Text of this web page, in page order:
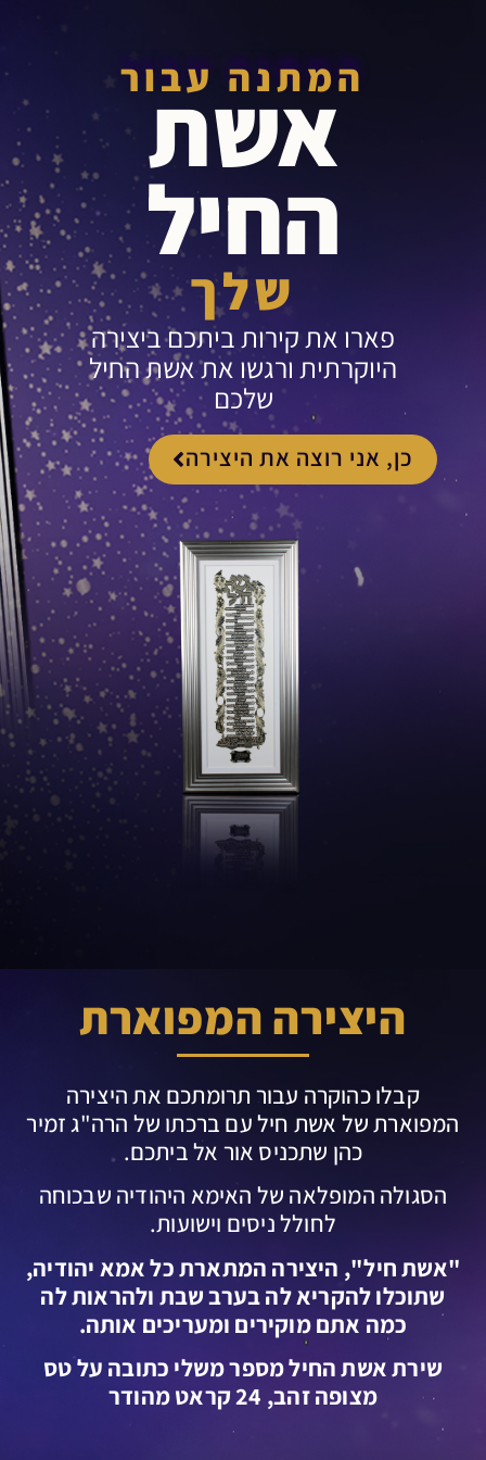
המתנה עבור
אשת
החיל
שלך
פארו את קירות ביתכם ביצירה
היוקרתית ורגשו את אשת החיל
שלכם
כן, אני רוצה את היצירה
היצירה המפוארת
קבלו כהוקרה עבור תרומתכם את היצירה
המפוארת של אשת חיל עם ברכתו של הרה"ג זמיר
כהן שתכניס אור אל ביתכם.
הסגולה המופלאה של האימא היהודיה שבכוחה
לחולל ניסים וישועות.
"אשת חיל ", היצירה המתארת כל אמא יהודיה,
שתוכלו להקריא לה בערב שבת ולהראות לה
כמה אתם מוקירים ומעריכים אותה.
שירת אשת החיל מספר משלי כתובה על טס
מצופה זהב, 24 קראט מהודר